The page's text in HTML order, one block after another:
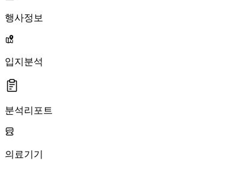
행사정보
입지분석
분석리포트
의료기기